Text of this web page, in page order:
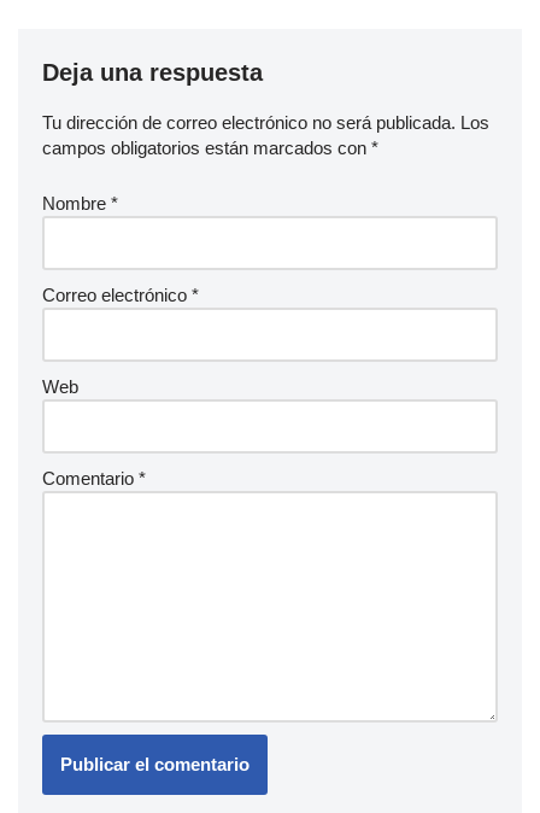
Deja una respuesta
Tu dirección de correo electrónico no será publicada. Los
campos obligatorios están marcados con *
Nombre *
Correo electrónico *
Web
Comentario *